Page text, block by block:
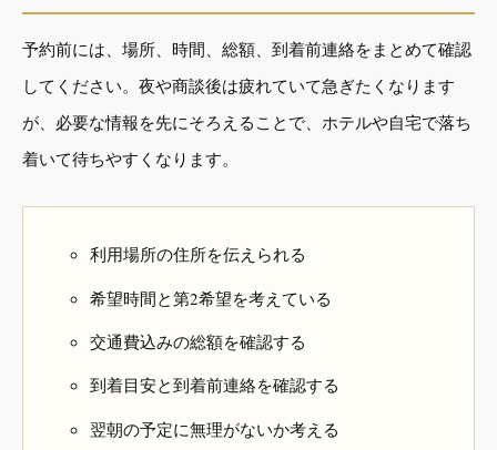
予約前には、場所、時間、総額、到着前連絡をまとめて確認
してください。夜や商談後は疲れていて急ぎたくなります
が、必要な情報を先にそろえることで、ホテルや自宅で落ち
着いて待ちやすくなります。
利用場所の住所を伝えられる
希望時間と第2希望を考えている
交通費込みの総額を確認する
到着目安と到着前連絡を確認する
翌朝の予定に無理がないか考える